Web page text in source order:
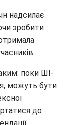
надсилає
зробити
поки ШІ-
можуть бути
до